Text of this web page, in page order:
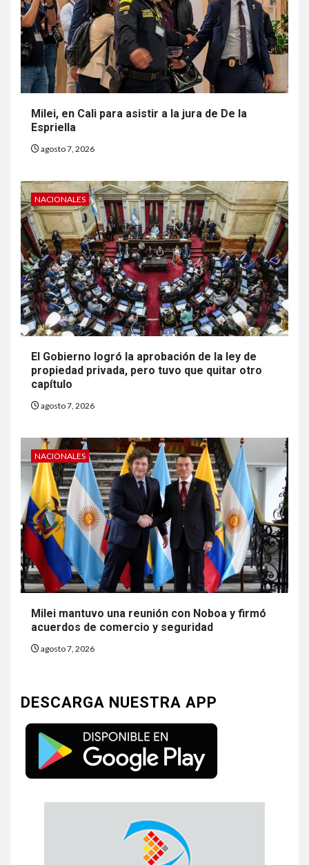
Milei, en Cali para asistir a la jura de De la
Espriella
agosto 7, 2026
NACIONALES
El Gobierno logró la aprobación de la ley de
propiedad privada, pero tuvo que quitar otro
capítulo
agosto 7, 2026
NACIONALES
Milei mantuvo una reunión con Noboa y firmó
acuerdos de comercio y seguridad
agosto 7, 2026
DESCARGA NUESTRA APP